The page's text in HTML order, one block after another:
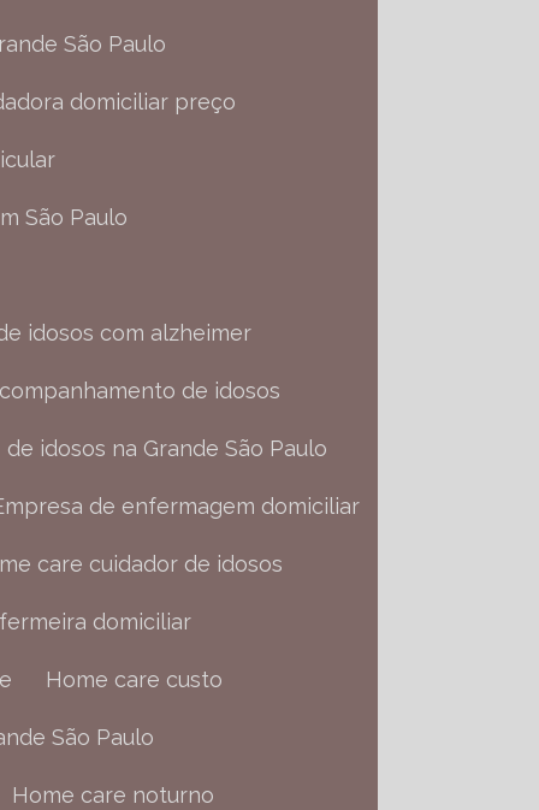
São Paulo
domiciliar preço
São Paulo
de idosos com alzheimer
de idosos
de idosos na Grande São Paulo
Empresa de enfermagem domiciliar
care cuidador de idosos
domiciliar
Home care custo
São Paulo
Home care noturno